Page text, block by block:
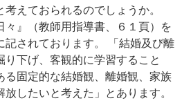
えておられるのでしょうか。
』（教師用指導書、６１頁）を
記されております。 「結婚及び離
り下げ、客観的に学習すること
る固定的な結婚観、離婚観、家族
したいと考えた」とあります。